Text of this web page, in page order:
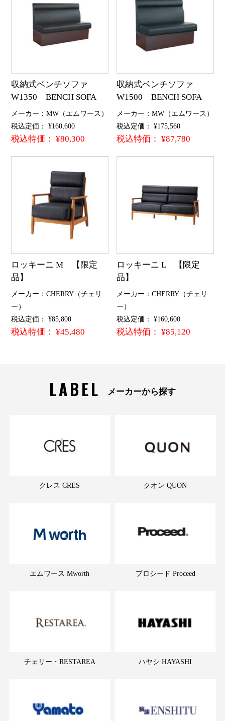
収納式ベンチソファ
W1350 BENCH SOFA
メーカー：MW（エムワース）
税込定価： ¥160,600
税込特価： ¥80,300
収納式ベンチソファ
W1500 BENCH SOFA
メーカー：MW（エムワース）
税込定価： ¥175,560
税込特価： ¥87,780
ロッキーニ M 【限定
品】
メーカー：CHERRY（チェリ
ー）
税込定価： ¥85,800
税込特価： ¥45,480
ロッキーニ L 【限定
品】
メーカー：CHERRY（チェリ
ー）
税込定価： ¥160,600
税込特価： ¥85,120
LABEL メーカーから探す
クレス CRES クオン QUON
エムワース Mworth プロシード Proceed
チェリー・RESTAREA ハヤシ HAYASHI